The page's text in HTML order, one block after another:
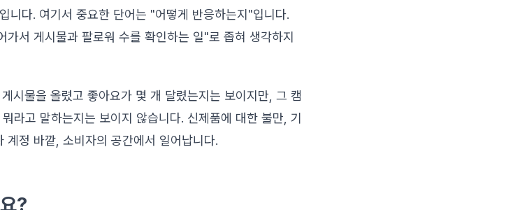
니다. 여기서 중요한 단어는 "어떻게 반응하는지"입니다.
서 게시물과 팔로워 수를 확인하는 일"로 좁혀 생각하지
시물을 올렸고 좋아요가 몇 개 달렸는지는 보이지만, 그 캠
라고 말하는지는 보이지 않습니다. 신제품에 대한 불만, 기
정 바깥, 소비자의 공간에서 일어납니다.
?